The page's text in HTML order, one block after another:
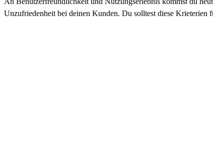
Unzufriedenheit bei deinen Kunden. Du solltest diese Krieterien